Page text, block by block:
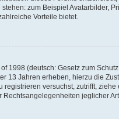
zum Beispiel Avatarbilder,
Vorteile bietet.
1998 (deutsch: Gesetz zum
13 Jahren erheben, hierzu die
versuchst, zutrifft,
jeglicher